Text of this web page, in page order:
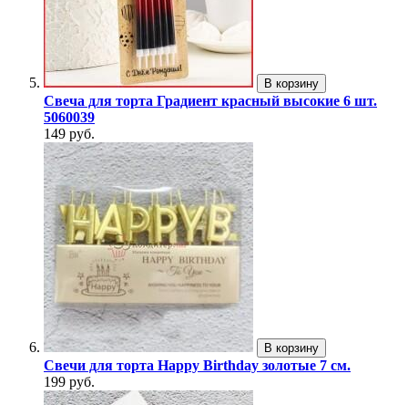
В корзину
Свеча для торта Градиент красный высокие 6 шт.
5060039
149 руб.
В корзину
Свечи для торта Happy Birthday золотые 7 см.
199 руб.